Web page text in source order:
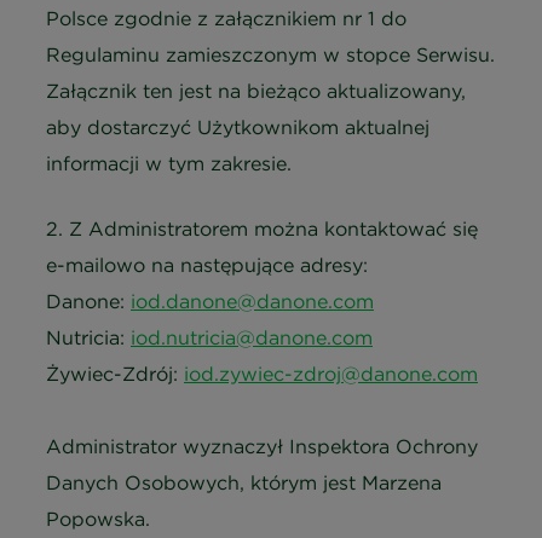
Polsce zgodnie z załącznikiem nr 1 do
Regulaminu zamieszczonym w stopce Serwisu.
Załącznik ten jest na bieżąco aktualizowany,
aby dostarczyć Użytkownikom aktualnej
informacji w tym zakresie.
2. Z Administratorem można kontaktować się
e-mailowo na następujące adresy:
Danone: iod.danone@danone.com
Nutricia: iod.nutricia@danone.com
Żywiec-Zdrój: iod.zywiec-zdroj@danone.com
Administrator wyznaczył Inspektora Ochrony
Danych Osobowych, którym jest Marzena
Popowska.